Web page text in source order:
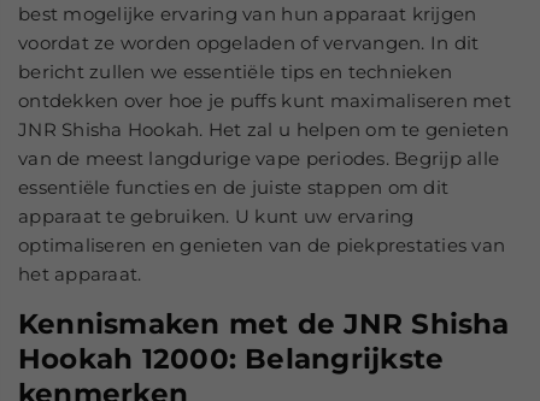
best mogelijke ervaring van hun apparaat krijgen
voordat ze worden opgeladen of vervangen. In dit
bericht zullen we essentiële tips en technieken
ontdekken over hoe je puffs kunt maximaliseren met
JNR Shisha Hookah. Het zal u helpen om te genieten
van de meest langdurige vape periodes. Begrijp alle
essentiële functies en de juiste stappen om dit
apparaat te gebruiken. U kunt uw ervaring
optimaliseren en genieten van de piekprestaties van
het apparaat.
Kennismaken met de JNR Shisha
Hookah 12000: Belangrijkste
kenmerken